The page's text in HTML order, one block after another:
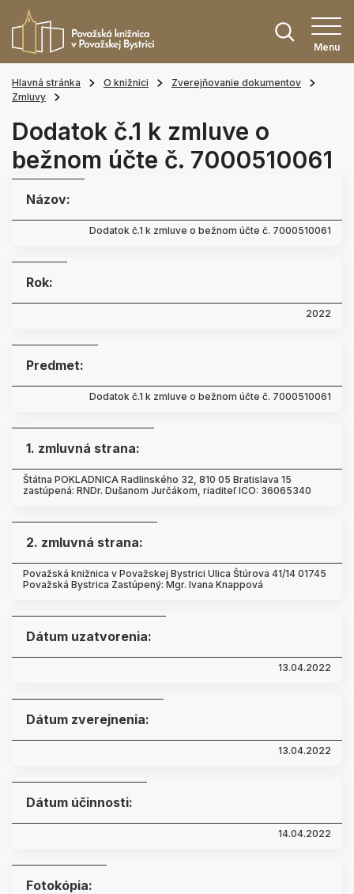
Menu
Hlavná stránka O knižnici
Zverejňovanie dokumentov
Zmluvy
Dodatok č.1 k zmluve o
bežnom účte č. 7000510061
Názov:
Dodatok č.1 k zmluve o bežnom účte č. 7000510061
Rok:
2022
Predmet:
Dodatok č.1 k zmluve o bežnom účte č. 7000510061
1. zmluvná strana:
Štátna POKLADNICA Radlinského 32, 810 05 Bratislava 15
zastúpená: RNDr. Dušanom Jurčákom, riaditeľ ICO: 36065340
2. zmluvná strana:
Považská knižnica v Považskej Bystrici Ulica Štúrova 41/14 01745
Považská Bystrica Zastúpený: Mgr. Ivana Knappová
Dátum uzatvorenia:
13.04.2022
Dátum zverejnenia:
13.04.2022
Dátum účinnosti:
14.04.2022
Fotokópia: